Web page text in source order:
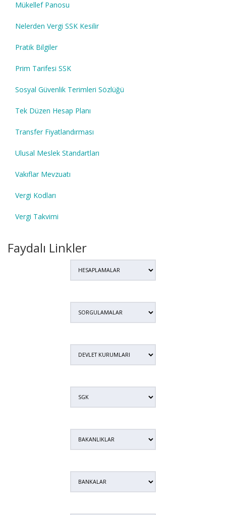
Mükellef Panosu
Nelerden Vergi SSK Kesilir
Pratik Bilgiler
Prim Tarifesi SSK
Sosyal Güvenlik Terimleri Sözlüğü
Tek Düzen Hesap Planı
Transfer Fiyatlandırması
Ulusal Meslek Standartları
Vakıflar Mevzuatı
Vergi Kodları
Vergi Takvimi
Faydalı Linkler